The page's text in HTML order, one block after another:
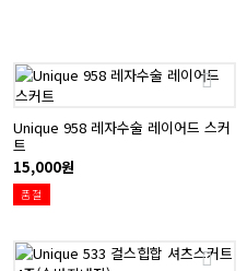
Unique 958 레자수술 레이어드 스커
트
15,000원
품절